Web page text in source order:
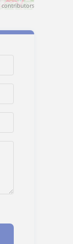
contributors